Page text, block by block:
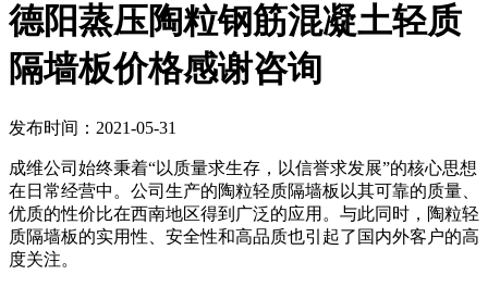
德阳蒸压陶粒钢筋混凝土轻质
隔墙板价格感谢咨询
发布时间：2021-05-31
成维公司始终秉着“以质量求生存，以信誉求发展”的核心思想
在日常经营中。公司生产的陶粒轻质隔墙板以其可靠的质量、
优质的性价比在西南地区得到广泛的应用。与此同时，陶粒轻
质隔墙板的实用性、安全性和高品质也引起了国内外客户的高
度关注。